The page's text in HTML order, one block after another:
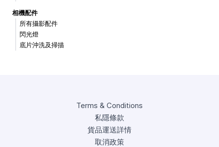
相機配件
所有攝影配件
閃光燈
底片沖洗及掃描
Terms & Conditions
私隱條款
貨品運送詳情
取消政策